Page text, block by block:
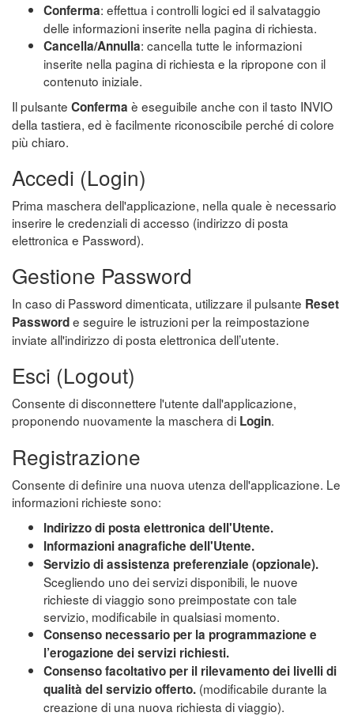
Conferma: effettua i controlli logici ed il salvataggio
delle informazioni inserite nella pagina di richiesta.
Cancella/Annulla: cancella tutte le informazioni
inserite nella pagina di richiesta e la ripropone con il
contenuto iniziale.
Il pulsante Conferma è eseguibile anche con il tasto INVIO
della tastiera, ed è facilmente riconoscibile perché di colore
più chiaro.
Accedi (Login)
Prima maschera dell'applicazione, nella quale è necessario
inserire le credenziali di accesso (indirizzo di posta
elettronica e Password).
Gestione Password
In caso di Password dimenticata, utilizzare il pulsante Reset
Passworde seguire le istruzioni per la reimpostazione
inviate all'indirizzo di posta elettronica dell’utente.
Esci (Logout)
Consente di disconnettere l'utente dall'applicazione,
proponendo nuovamente la maschera di Login.
Registrazione
Consente di definire una nuova utenza dell'applicazione. Le
informazioni richieste sono:
Indirizzo di posta elettronica dell'Utente.
Informazioni anagrafiche dell'Utente.
Servizio di assistenza preferenziale (opzionale).
Scegliendo uno dei servizi disponibili, le nuove
richieste di viaggio sono preimpostate con tale
servizio, modificabile in qualsiasi momento.
Consenso necessario per la programmazione e
l’erogazione dei servizi richiesti.
Consenso facoltativo per il rilevamento dei livelli di
qualità del servizio offerto. (modificabile durante la
creazione di una nuova richiesta di viaggio).